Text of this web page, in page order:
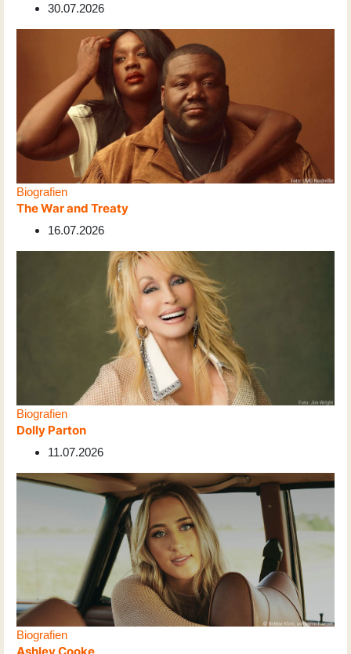
30.07.2026
Biografien
The War and Treaty
16.07.2026
Biografien
Dolly Parton
11.07.2026
Biografien